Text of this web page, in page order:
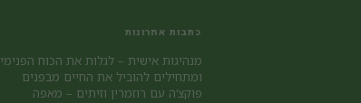
כתבות אחרונות
מנהיגות אישית – לגלות את הכוח הפנימי
ומתחילים להוביל את החיים מבפנים
פוקצ’ה עם רוזמרין וזיתים – מאפה